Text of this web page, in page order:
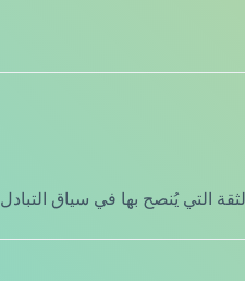
التي يُنصح بها في سياق